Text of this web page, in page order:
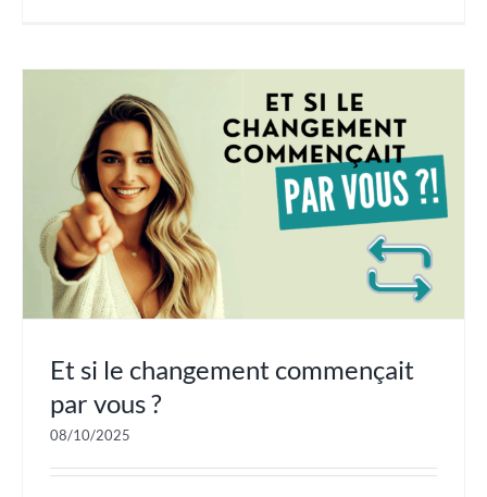
Et si le changement commençait
par vous ?
08/10/2025